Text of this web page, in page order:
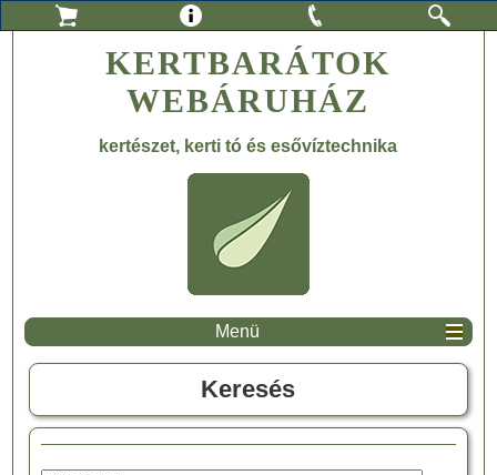
KERTBARÁTOK
WEBÁRUHÁZ
kertészet, kerti tó és esővíztechnika
Menü
Keresés